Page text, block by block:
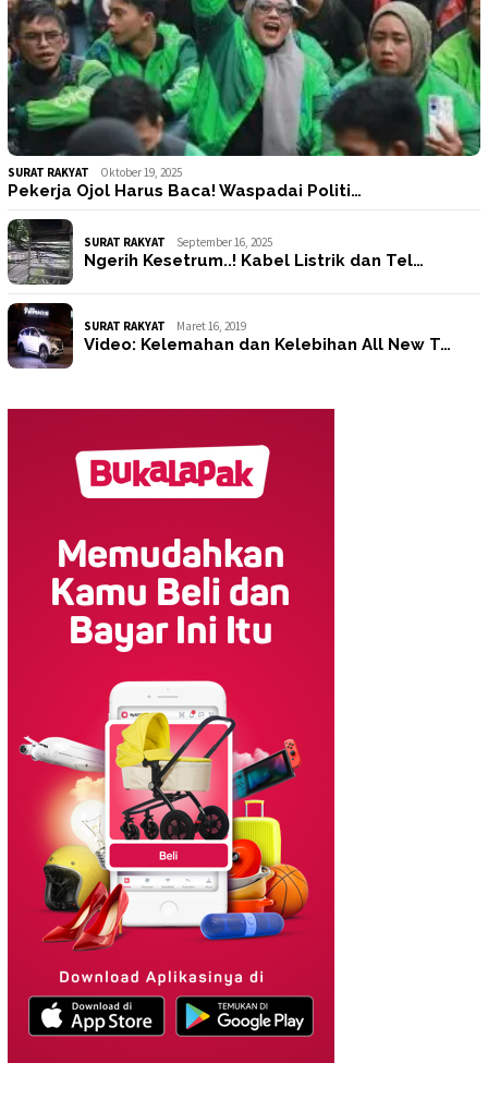
SURAT RAKYAT Oktober 19, 2025
Pekerja Ojol Harus Baca! Waspadai Politi…
SURAT RAKYAT September 16, 2025
Ngerih Kesetrum..! Kabel Listrik dan Tel…
SURAT RAKYAT Maret 16, 2019
Video: Kelemahan dan Kelebihan All New T…